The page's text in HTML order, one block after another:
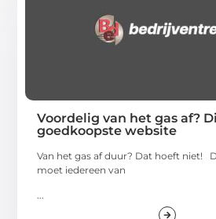
Voordelig van het gas af?
goedkoopste website
Van het gas af duur? Dat hoeft niet!
moet iedereen van
...